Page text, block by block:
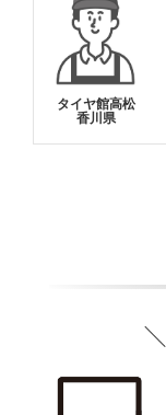
タイヤ館高松
香川県